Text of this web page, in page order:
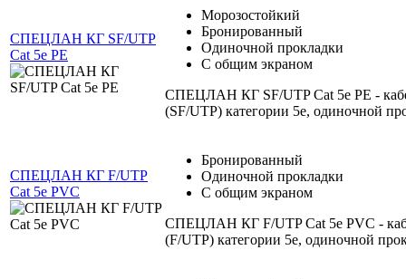
СПЕЦЛАН КГ SF/UTP
Cat 5e PE
Морозостойкий
Бронированный
Одиночной прокладки
С общим экраном
СПЕЦЛАН КГ SF/UTP Cat 5e PE -
(SF/UTP) категории 5e, одиночной
СПЕЦЛАН КГ F/UTP
Cat 5e PVC
Бронированный
Одиночной прокладки
С общим экраном
СПЕЦЛАН КГ F/UTP Cat 5e PVC -
(F/UTP) категории 5e, одиночной